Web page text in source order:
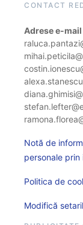
CONTACT
Adrese e-mail
Notă de
personale
Politica de
Modifică